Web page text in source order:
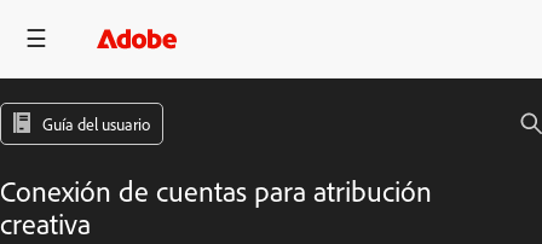
Guía del usuario
Conexión de cuentas para atribución
creativa